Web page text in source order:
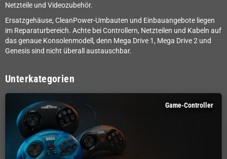
Netzteile und Videozubehör.
Ersatzgehäuse, CleanPower-Umbauten und Einbauangebote liegen
im Reparaturbereich. Achte bei Controllern, Netzteilen und Kabeln auf
das genaue Konsolenmodell, denn Mega Drive 1, Mega Drive 2 und
Genesis sind nicht überall austauschbar.
Unterkategorien
Game-Controller